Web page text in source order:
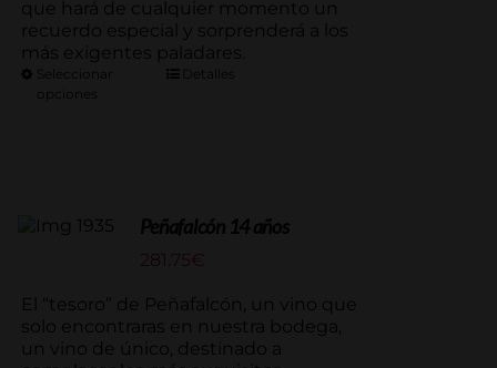
que hará de cualquier momento un
recuerdo especial y sorprenderá a los
más exigentes paladares.
Seleccionar
opciones
Detalles
Peñafalcón 14 años
281.75€
El “tesoro” de Peñafalcón, un vino que
solo encontraras en nuestra bodega,
un vino de único, destinado a